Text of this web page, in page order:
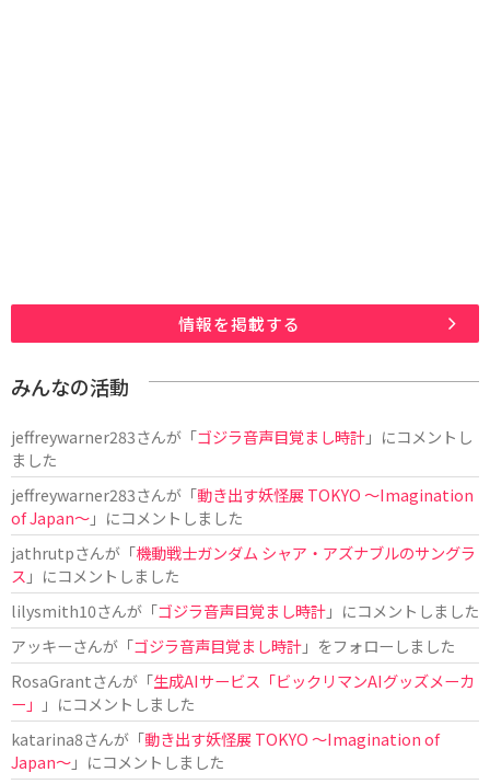
情報を掲載する
みんなの活動
jeffreywarner283さんが「ゴジラ音声目覚まし時計」にコメントし
ました
jeffreywarner283さんが「動き出す妖怪展 TOKYO 〜Imagination
of Japan〜」にコメントしました
jathrutpさんが「機動戦士ガンダム シャア・アズナブルのサングラ
ス 」にコメントしました
lilysmith10さんが「ゴジラ音声目覚まし時計」にコメントしました
アッキーさんが「ゴジラ音声目覚まし時計」をフォローしました
RosaGrantさんが「生成AIサービス「ビックリマンAIグッズメーカ
ー」
」にコメントしました
katarina8さんが「動き出す妖怪展 TOKYO 〜Imagination of
Japan〜」にコメントしました